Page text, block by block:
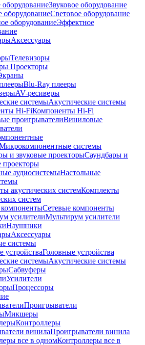
оборудованиеЗвуковое оборудование
оборудованиеСветовое оборудование
оборудованиеЭффектное
Аксессуары
Телевизоры
Проекторы
Blu-Ray плееры
AV-ресиверы
системыАкустические системы
Hi-FiКомпоненты Hi-Fi
проигрывателиВиниловые
системы
и звуковые проекторыСаундбары и
проекторы
аудиосистемыНастольные
акустических системКомплекты
систем
Сетевые компоненты
усилителиМультирум усилители
Наушники
Аксессуары
системы
устройстваГоловные устройства
системыАкустические системы
Сабвуферы
Усилители
Процессоры
Проигрыватели
Микшеры
Контроллеры
винилаПроигрыватели винила
все в одномКонтроллеры все в